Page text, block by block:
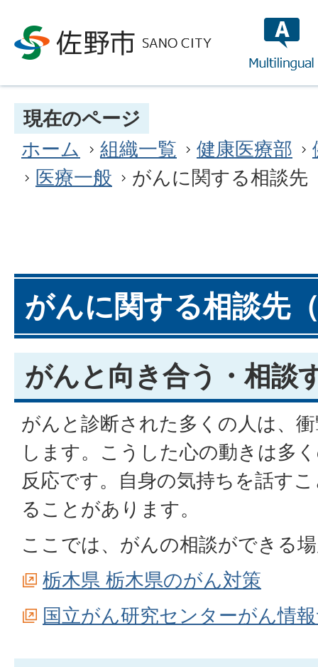
現在のページ
ホーム
組織一覧 健康医療部
医療一般
がんに関する相談先
がんに関する相談先
がんと向き合う・相談
がんと診断された多くの人は、
します。こうした心の動きは多
反応です。自身の気持ちを話す
ることがあります。
ここでは、がんの相談ができる
栃木県 栃木県のがん対策
国立がん研究センターがん情